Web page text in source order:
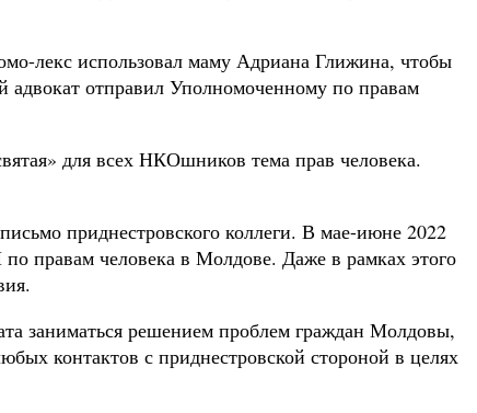
лекс использовал маму Адриана Глижина, чтобы
адвокат отправил Уполномоченному по правам
для всех НКОшников тема прав человека.
приднестровского коллеги. В мае-июне 2022
правам человека в Молдове. Даже в рамках этого
заниматься решением проблем граждан Молдовы,
контактов с приднестровской стороной в целях